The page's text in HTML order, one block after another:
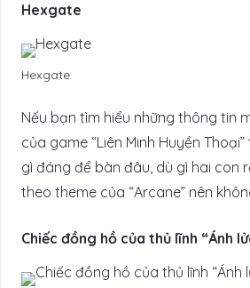
Hexgate
Hexgate
Nếu bạn tìm hiểu những thông tin
của game “Liên Minh Huyền
gì đáng để bàn đâu, dù gì hai con
theo theme của “Arcane” nên
Chiếc đồng hồ của thủ lĩnh “Ánh